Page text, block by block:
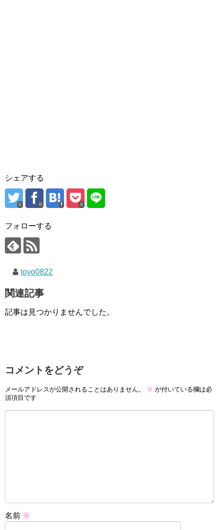
シェアする
0 0 0
フォローする
toyo0822
関連記事
記事は見つかりませんでした。
コメントをどうぞ
メールアドレスが公開されることはありません。 ※ が付いている欄は必
須項目です
名前 ※